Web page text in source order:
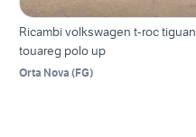
Ricambi volkswagen t-roc tiguan
touareg polo up
Orta Nova (FG)